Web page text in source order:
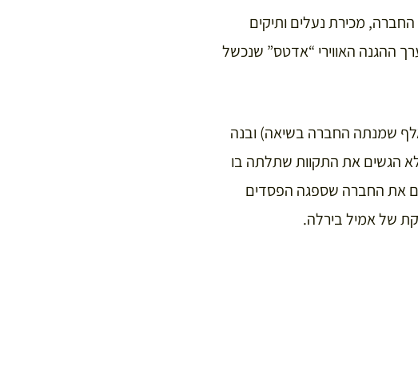
מכירת נעלים ותיקים
ההגנה האווירי “אדטס” שנכשל
שמנתה החברה בשיאה) ובנה
לא הגשים את התקוות שתלתה בו
ב-2005 אנשי עסקים אוסטריים את החברה שספגה הפסדים
של אמיל בירלה.